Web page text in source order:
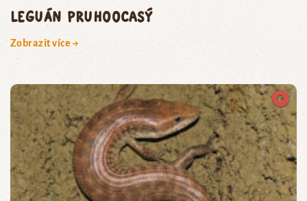
leguán pruhoocasý
Zobrazit více →